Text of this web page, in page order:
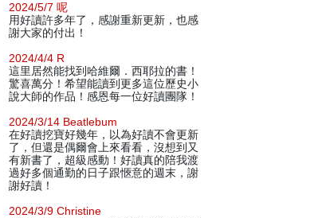
2024/5/7 呢
用好讀許多年了，感謝重新更新，也感
謝大家的付出！
2024/4/4 R
這里居然能找到哈維爾．西耶拉的書！
驚喜萬分！希望能讀到更多這位歷史小
說大師的作品！感恩每一位好讀團隊！
2024/3/14 Beatlebum
在好讀挖寶好幾年，以為好讀不會更新
了，但還是偶爾會上來看看，沒想到又
有新書了，超級感動！好讀真的陪我渡
過好多個通勤的日子跟愜意的週末，謝
謝好讀！
2024/3/9 Christine